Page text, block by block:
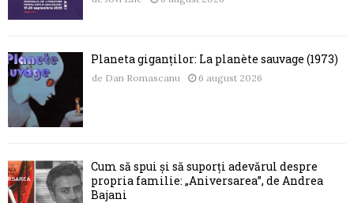
Planeta giganților: La planète sauvage (1973)
de Dan Romascanu 6 august 2026
Cum să spui și să suporți adevărul despre
propria familie: „Aniversarea”, de Andrea
Bajani